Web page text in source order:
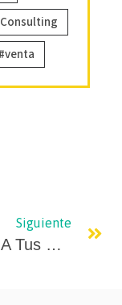
venta
Siguiente
Fideliza A Tus Clientes: Enamórales